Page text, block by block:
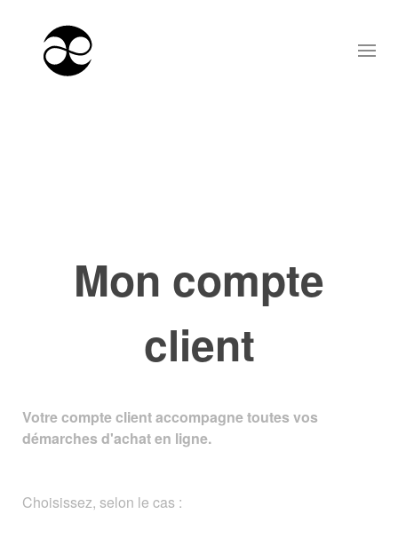
Mon compte
client
Votre compte client accompagne toutes vos
démarches d'achat en ligne.
Choisissez, selon le cas :